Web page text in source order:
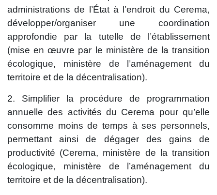
administrations de l’État à l’endroit du Cerema,
développer/organiser une coordination
approfondie par la tutelle de l’établissement
(mise en œuvre par le ministère de la transition
écologique, ministère de l’aménagement du
territoire et de la décentralisation).
2. Simplifier la procédure de programmation
annuelle des activités du Cerema pour qu’elle
consomme moins de temps à ses personnels,
permettant ainsi de dégager des gains de
productivité (Cerema, ministère de la transition
écologique, ministère de l’aménagement du
territoire et de la décentralisation).